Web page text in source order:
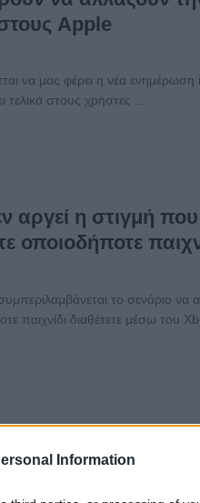
Information
Apple
να μας φέρει η νέα ενημέρωση
τελικά στους χρήστες ...
αργεί η στιγμή
οποιοδήποτε
το σενάριο να
παιχνίδι διαθέτετε μέσω του